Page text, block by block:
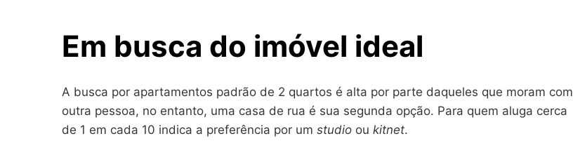
Em busca do imóvel ideal
A busca por apartamentos padrão de 2 quartos é alta por parte daqueles que moram com
outra pessoa, no entanto, uma casa de rua é sua segunda opção. Para quem aluga cerca
de 1 em cada 10 indica a preferência por um studio ou kitnet.